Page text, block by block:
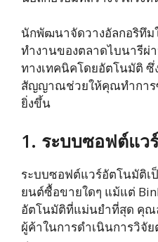
นักพัฒนาจัดวางอัลกอริทึม
ทำงานของตลาดไบนารีผ่
ทางเทคนิคโดยอัตโนมัติ ซึ่
สัญญาณช่วยให้คุณทำการ
ยิ่งขึ้น
1. ระบบซอฟต์แว
ระบบซอฟต์แวร์อัตโนมัติ
ยนต์ซื้อขายใดๆ แม้แต่
อัตโนมัติที่แม่นยำที่สุด คุ
ผู้ค้าในการดำเนินการวิจั